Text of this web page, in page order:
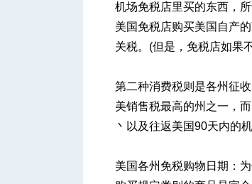
机场免税店里买的东西，
美国免税店购买美国自产
关税。(但是，免税店如果
第二种消费税则是各州征
美销售税最高的州之一，
丶以及往返美国90天内的
美国各州免税购物日期：